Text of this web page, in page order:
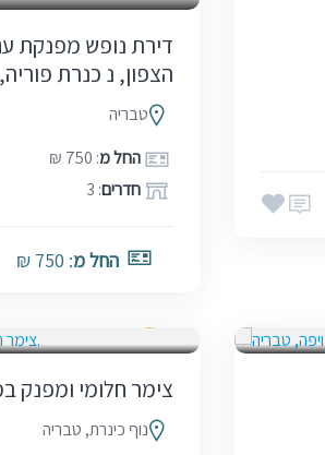
דירת נופש מפנקת
הצפון, נ כנרת
טבריה
החל מ: 750 ₪
חדרים: 3
החל מ: 750 ₪
בין הזמנים
צימר חלומי ומפנק
נוף כינרת, טבריה